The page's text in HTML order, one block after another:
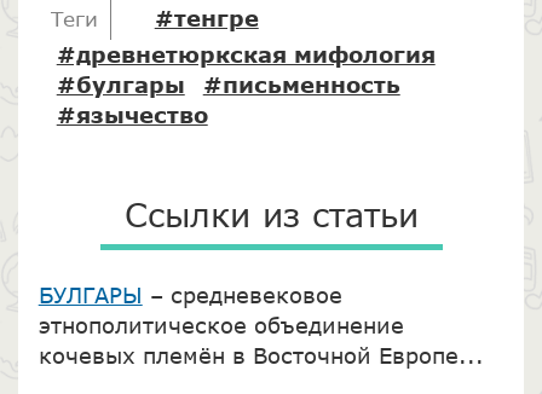
Теги
#тенгре
#древнетюркская мифология
#булгары
#письменность
#язычество
Ссылки из статьи
БУЛГАРЫ – средневековое
этнополитическое объединение
кочевых племён в Восточной Европе...